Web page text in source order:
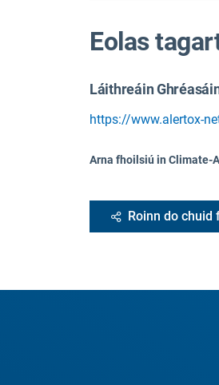
Eolas
Láithreáin
https://www.alertox-
Arna fhoilsiú in Climate-
Roinn do chuid